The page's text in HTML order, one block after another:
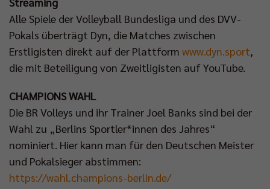
Alle Spiele der Volleyball Bundesliga und des DVV-
Pokals überträgt Dyn, die Matches zwischen
Erstligisten direkt auf der Plattform www.dyn.sport,
die mit Beteiligung von Zweitligisten auf YouTube.
CHAMPIONS WAHL
Die BR Volleys und ihr Trainer Joel Banks sind bei der
Wahl zu „Berlins Sportler*innen des Jahres“
nominiert. Hier kann man für den Deutschen Meister
und Pokalsieger abstimmen:
https://wahl.champions-berlin.de/